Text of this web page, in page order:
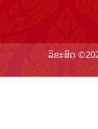
ລິຂະສິດ